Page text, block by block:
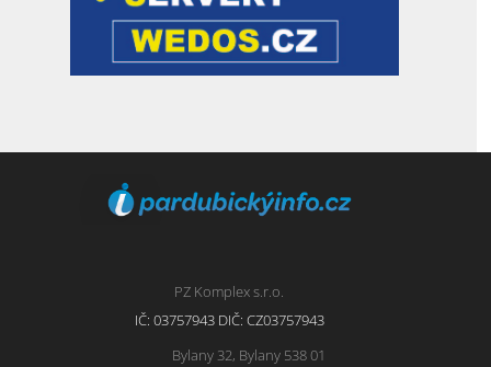
PZ Komplex s.r.o.
IČ: 03757943 DIČ: CZ03757943
Bylany 32, Bylany 538 01